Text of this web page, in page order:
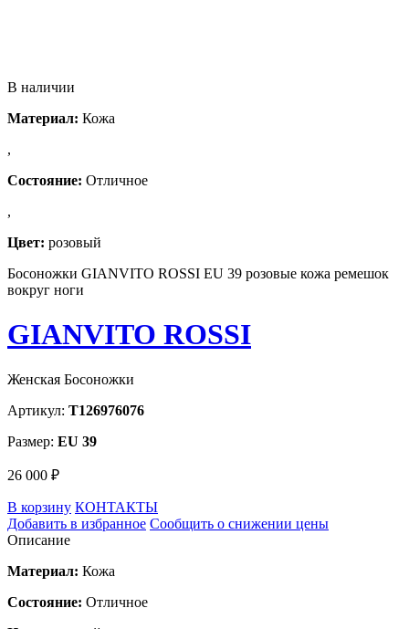
В наличии
Материал: Кожа
,
Состояние: Отличное
,
Цвет: розовый
Босоножки GIANVITO ROSSI EU 39 розовые кожа ремешок
вокруг ноги
GIANVITO ROSSI
Женская Босоножки
Артикул: T126976076
Размер: EU 39
26 000 ₽
В корзину КОНТАКТЫ
Добавить в избранное Сообщить о снижении цены
Описание
Материал: Кожа
Состояние: Отличное